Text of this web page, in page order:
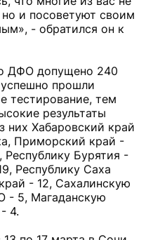
и посоветуют своим
- обратился он к
ДФО допущено 240
прошли
тестирование, тем
результаты
них Хабаровский край
Приморский край -
Бурятия -
Республику Саха
- 12, Сахалинскую
- 5, Магаданскую
4.